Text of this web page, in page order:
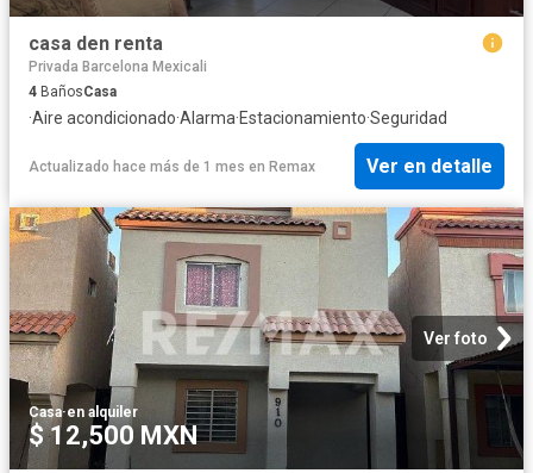
casa den renta
Privada Barcelona Mexicali
4 BañosCasa
·Aire acondicionado·Alarma·Estacionamiento·Seguridad
Actualizado hace más de 1 mes en Remax Ver en detalle
Ver foto
Casa·en alquiler
$ 12,500 MXN